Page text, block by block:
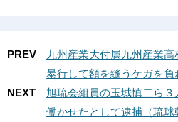
PREV
九州産業大付属九州産業
暴行して額を縫うケガを負
NEXT
旭琉会組員の玉城慎二ら
働かせたとして逮捕（琉球